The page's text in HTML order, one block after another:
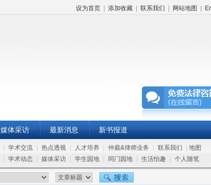
设为首页 添加收藏 联系我们 网站地图
媒体采访 最新消息 新书报道
学术交流 热点透视 人才培养 仲裁&律师业务 联系我们
地图
学术动态 媒体采访 学生园地 同门园地 生活怡趣 个人随笔